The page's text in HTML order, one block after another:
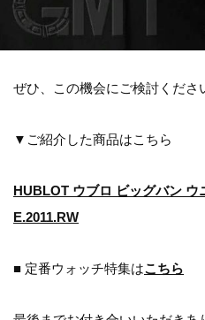
ぜひ、この機会にご検討くださ
▼ご紹介した商品はこちら
HUBLOT ウブロ ビッグバン ウ
E.2011.RW
■ 定番ウォッチ特集はこちら